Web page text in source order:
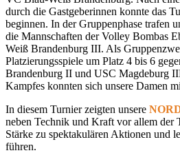
durch die Gastgeberinnen konnte das
beginnen. In der Gruppenphase trafen
die Mannschaften der Volley Bombas
Weiß Brandenburg III. Als
Platzierungsspiele um Platz 4 bis 6
Brandenburg II und USC Magdeburg
Kampfes konnten sich unsere Damen
In diesem Turnier zeigten unsere
neben Technik und Kraft vor allem der
Stärke zu spektakulären Aktionen und
führen.